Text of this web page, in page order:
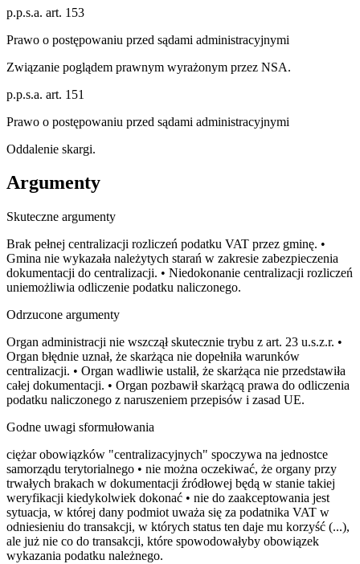
p.p.s.a. art. 153
Prawo o postępowaniu przed sądami administracyjnymi
Związanie poglądem prawnym wyrażonym przez NSA.
p.p.s.a. art. 151
Prawo o postępowaniu przed sądami administracyjnymi
Oddalenie skargi.
Argumenty
Skuteczne argumenty
Brak pełnej centralizacji rozliczeń podatku VAT przez gminę. •
Gmina nie wykazała należytych starań w zakresie zabezpieczenia
dokumentacji do centralizacji. • Niedokonanie centralizacji rozliczeń
uniemożliwia odliczenie podatku naliczonego.
Odrzucone argumenty
Organ administracji nie wszczął skutecznie trybu z art. 23 u.s.z.r. •
Organ błędnie uznał, że skarżąca nie dopełniła warunków
centralizacji. • Organ wadliwie ustalił, że skarżąca nie przedstawiła
całej dokumentacji. • Organ pozbawił skarżącą prawa do odliczenia
podatku naliczonego z naruszeniem przepisów i zasad UE.
Godne uwagi sformułowania
ciężar obowiązków "centralizacyjnych" spoczywa na jednostce
samorządu terytorialnego • nie można oczekiwać, że organy przy
trwałych brakach w dokumentacji źródłowej będą w stanie takiej
weryfikacji kiedykolwiek dokonać • nie do zaakceptowania jest
sytuacja, w której dany podmiot uważa się za podatnika VAT w
odniesieniu do transakcji, w których status ten daje mu korzyść (...),
ale już nie co do transakcji, które spowodowałyby obowiązek
wykazania podatku należnego.